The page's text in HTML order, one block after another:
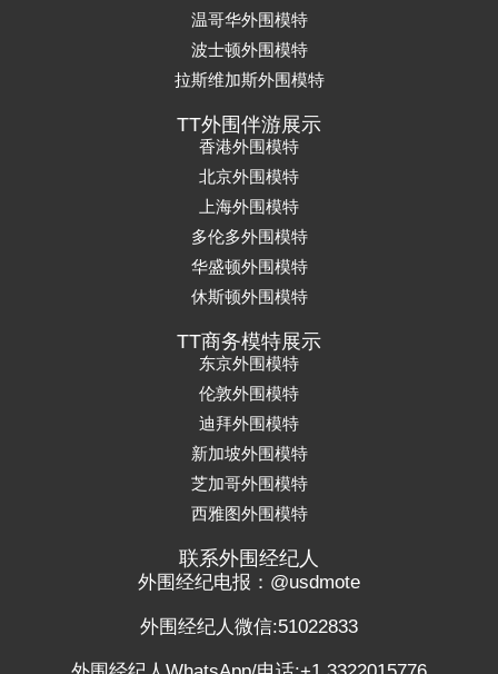
温哥华外围模特
波士顿外围模特
拉斯维加斯外围模特
TT外围伴游展示
香港外围模特
北京外围模特
上海外围模特
多伦多外围模特
华盛顿外围模特
休斯顿外围模特
TT商务模特展示
东京外围模特
伦敦外围模特
迪拜外围模特
新加坡外围模特
芝加哥外围模特
西雅图外围模特
联系外围经纪人
外围经纪电报：@usdmote
外围经纪人微信:51022833